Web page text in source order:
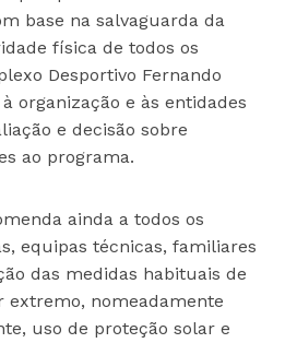
base na salvaguarda da
física de todos os
Desportivo Fernando
organização e às entidades
e decisão sobre
ao programa.
ainda a todos os
equipas técnicas, familiares
das medidas habituais de
extremo, nomeadamente
uso de proteção solar e